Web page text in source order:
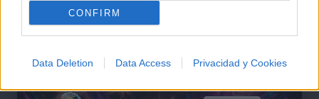
CONFIRM
Data Deletion Data Access Privacidad y Cookies
Comentarios (4)